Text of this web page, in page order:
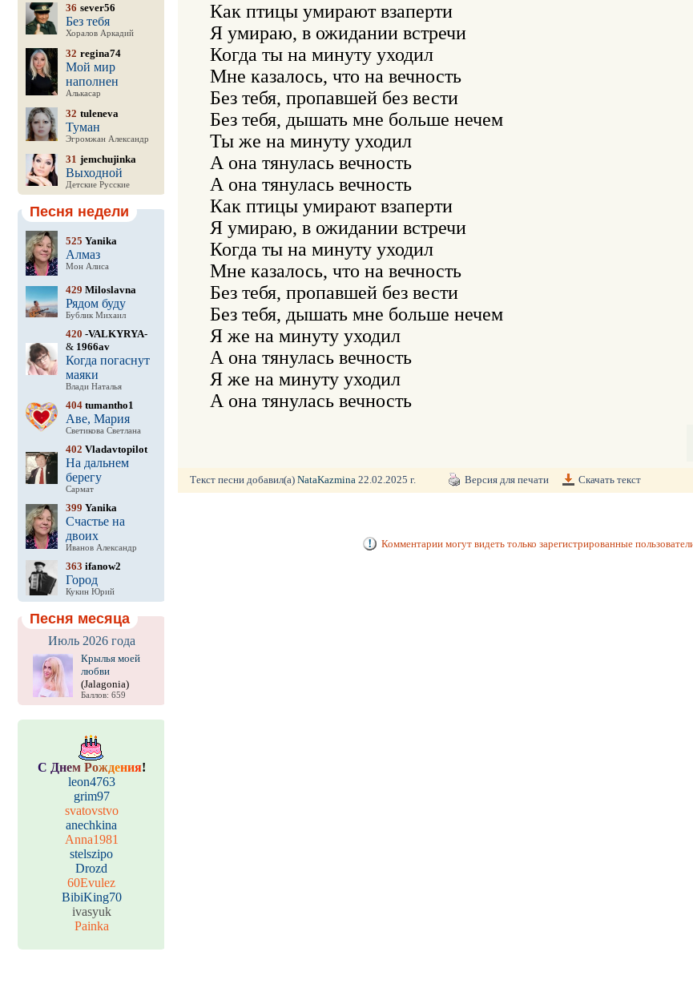
36 sever56
Без тебя
Хоралов Аркадий
32 regina74
Мой мир
наполнен
Алькасар
32 tuleneva
Туман
Эгромжан Александр
31 jemchujinka
Выходной
Детские Русские
Песня недели
525 Yanika
Алмаз
Мон Алиса
429 Miloslavna
Рядом буду
Бублик Михаил
420 -VALKYRYA-
& 1966av
Когда погаснут
маяки
Влади Наталья
404tumantho1
Аве, Мария
Светикова Светлана
402 Vladavtopilot
На дальнем
берегу
Сармат
399 Yanika
Счастье на
двоих
Иванов Александр
363 ifanow2
Город
Кукин Юрий
Песня месяца
Июль 2026 года
Крылья моей
любви
(Jalagonia)
Баллов: 659
С Днем Рождения!
leon4763
grim97
svatovstvo
anechkina
Anna1981
stelszipo
Drozd
60Evulez
BibiKing70
ivasyuk
Painka
Как птицы умирают взаперти
Я умираю, в ожидании встречи
Когда ты на минуту уходил
Мне казалось, что на вечность
Без тебя, пропавшей без вести
Без тебя, дышать мне больше нечем
Ты же на минуту уходил
А она тянулась вечность
А она тянулась вечность
Как птицы умирают взаперти
Я умираю, в ожидании встречи
Когда ты на минуту уходил
Мне казалось, что на вечность
Без тебя, пропавшей без вести
Без тебя, дышать мне больше нечем
Я же на минуту уходил
А она тянулась вечность
Я же на минуту уходил
А она тянулась вечность
Текст песни добавил(а) NataKazmina22.02.2025 г. Версия для печати Скачать текст
Комментарии могут видеть только зарегистрированные